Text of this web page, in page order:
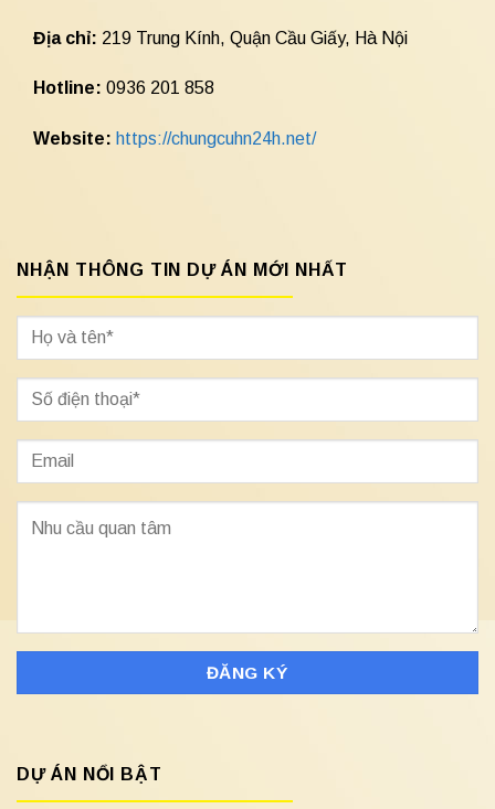
Địa chỉ: 219 Trung Kính, Quận Cầu Giấy, Hà Nội
Hotline: 0936 201 858
Website: https://chungcuhn24h.net/
NHẬN THÔNG TIN DỰ ÁN MỚI NHẤT
DỰ ÁN NỔI BẬT